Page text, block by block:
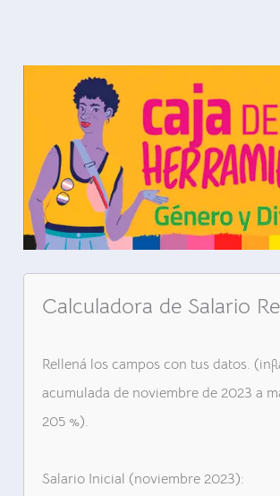
Calculadora de Salario
Rellená los campos con tus datos.
acumulada de noviembre de 2023 a
205 %).
Salario Inicial (noviembre 2023):